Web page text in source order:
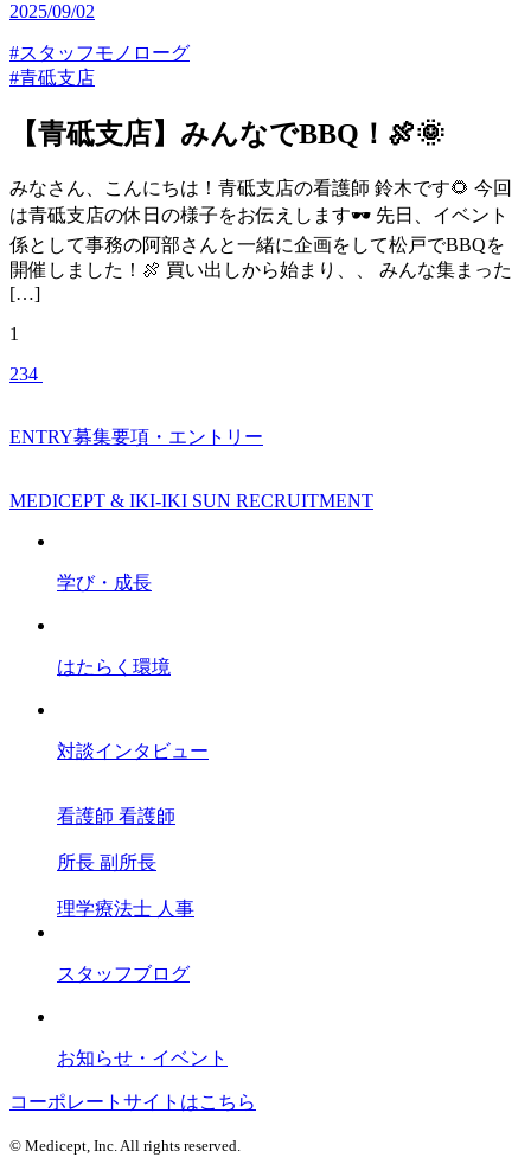
2025/09/02
#スタッフモノローグ
#青砥支店
【青砥支店】みんなでBBQ！🍖🌞
みなさん、こんにちは！青砥支店の看護師 鈴木です🌻 今回
は青砥支店の休日の様子をお伝えします🕶 先日、イベント
係として事務の阿部さんと一緒に企画をして松戸でBBQを
開催しました！🍖 買い出しから始まり、、 みんな集まった
[…]
1
234
ENTRY募集要項・エントリー
MEDICEPT & IKI-IKI SUN RECRUITMENT
学び・成長
はたらく環境
対談インタビュー
看護師 看護師
所長 副所長
理学療法士 人事
スタッフブログ
お知らせ・イベント
コーポレートサイトはこちら
© Medicept, Inc. All rights reserved.